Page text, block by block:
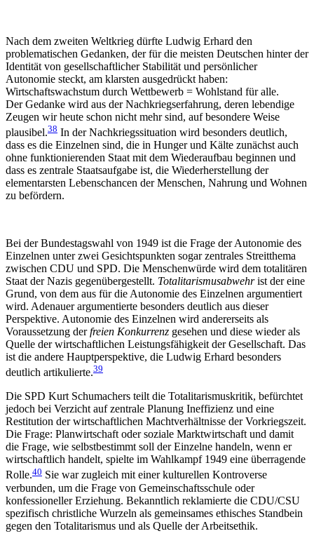
Nach dem zweiten Weltkrieg dürfte Ludwig Erhard den
problematischen Gedanken, der für die meisten Deutschen hinter der
Identität von gesellschaftlicher Stabilität und persönlicher
Autonomie steckt, am klarsten ausgedrückt haben:
Wirtschaftswachstum durch Wettbewerb = Wohlstand für alle.
Der Gedanke wird aus der Nachkriegserfahrung, deren lebendige
Zeugen wir heute schon nicht mehr sind, auf besondere Weise
plausibel.38 In der Nachkriegssituation wird besonders deutlich,
dass es die Einzelnen sind, die in Hunger und Kälte zunächst auch
ohne funktionierenden Staat mit dem Wiederaufbau beginnen und
dass es zentrale Staatsaufgabe ist, die Wiederherstellung der
elementarsten Lebenschancen der Menschen, Nahrung und Wohnen
zu befördern.
Bei der Bundestagswahl von 1949 ist die Frage der Autonomie des
Einzelnen unter zwei Gesichtspunkten sogar zentrales Streitthema
zwischen CDU und SPD. Die Menschenwürde wird dem totalitären
Staat der Nazis gegenübergestellt. Totalitarismusabwehrist der eine
Grund, von dem aus für die Autonomie des Einzelnen argumentiert
wird. Adenauer argumentierte besonders deutlich aus dieser
Perspektive. Autonomie des Einzelnen wird andererseits als
Voraussetzung derfreien Konkurrenz gesehen und diese wieder als
Quelle der wirtschaftlichen Leistungsfähigkeit der Gesellschaft. Das
ist die andere Hauptperspektive, die Ludwig Erhard besonders
deutlich artikulierte.39
Die SPD Kurt Schumachers teilt die Totalitarismuskritik, befürchtet
jedoch bei Verzicht auf zentrale Planung Ineffizienz und eine
Restitution der wirtschaftlichen Machtverhältnisse der Vorkriegszeit.
Die Frage: Planwirtschaft oder soziale Marktwirtschaft und damit
die Frage, wie selbstbestimmt soll der Einzelne handeln, wenn er
wirtschaftlich handelt, spielte im Wahlkampf 1949 eine überragende
Rolle.40 Sie war zugleich mit einer kulturellen Kontroverse
verbunden, um die Frage von Gemeinschaftsschule oder
konfessioneller Erziehung. Bekanntlich reklamierte die CDU/CSU
spezifisch christliche Wurzeln als gemeinsames ethisches Standbein
gegen den Totalitarismus und als Quelle der Arbeitsethik.